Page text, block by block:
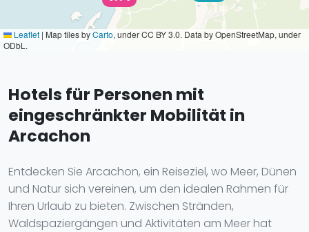
Leaflet | Map tiles byCarto, under CC BY 3.0. Data by OpenStreetMap, under
ODbL.
Hotels für Personen mit
eingeschränkter Mobilität in
Arcachon
Entdecken Sie Arcachon, ein Reiseziel, wo Meer, Dünen
und Natur sich vereinen, um den idealen Rahmen für
Ihren Urlaub zu bieten. Zwischen Stränden,
Waldspaziergängen und Aktivitäten am Meer hat